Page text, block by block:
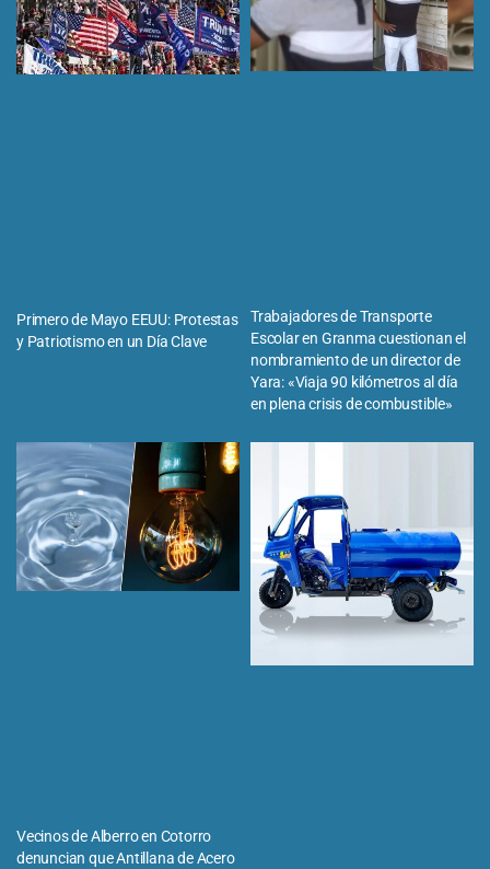
Primero de Mayo EEUU: Protestas
y Patriotismo en un Día Clave
Trabajadores de Transporte
Escolar en Granma cuestionan el
nombramiento de un director de
Yara: «Viaja 90 kilómetros al día
en plena crisis de combustible»
Vecinos de Alberro en Cotorro
denuncian que Antillana de Acero